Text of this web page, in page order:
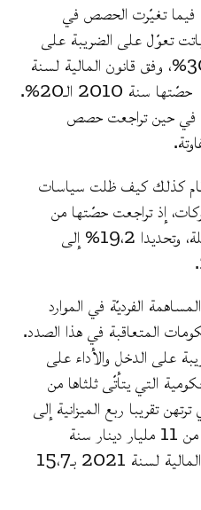
ذاتها بين 2010 و2020، فيما تغيّرت الحصص في
باتت تعوّل على الضريبة على
الدخل كمورد جبائي أوّل بنسبة 30%، وفق قانون المالية لسنة
2020 في حين لم تكن تتجاوز حصّتها سنة 2010 الـ20%.
نقاط كاملة، في حين تراجعت حصص
كذلك كيف ظلت سياسات
إذ تراجعت حصّتها من
المداخيل الجبائية بسبع نقاط كاملة، وتحديدا 19،2% إلى
الفرديّة في الموارد
المتعاقبة في هذا الصدد.
على الدخل والأداء على
التي يتأتّى ثلثاها من
تقريبا ربع الميزانية إلى
الاقتراض الداخلي والخارجي بأكثر من 11 مليار دينار سنة
2020، والذي قُدّر في مشروع المالية لسنة 2021 بـ15،7